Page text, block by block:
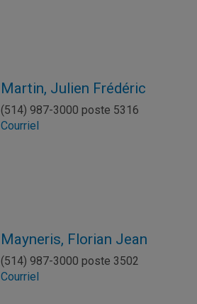
Martin, Julien Frédéric
(514) 987-3000 poste 5316
Courriel
Mayneris, Florian Jean
(514) 987-3000 poste 3502
Courriel